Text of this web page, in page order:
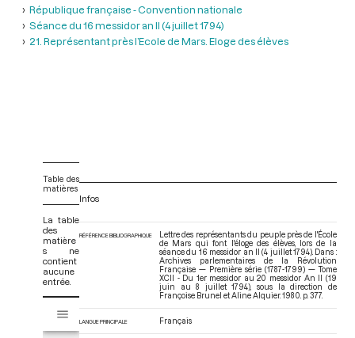
République française - Convention nationale
Séance du 16 messidor an II (4 juillet 1794)
21. Représentant près l’Ecole de Mars. Eloge des élèves
Table des
matières
La table
des
matière
s ne
contient
aucune
entrée.
s
Infos
RÉFÉRENCE BIBLIOGRAPHIQUE
Lettre des représentants du peuple près de l'École
de Mars qui font l'éloge des élèves, lors de la
séance du 16 messidor an II (4 juillet 1794). Dans :
Archives parlementaires de la Révolution
Française — Première série (1787-1799) — Tome
XCII - Du 1er messidor au 20 messidor An II (19
juin au 8 juillet 1794) , sous la direction de
Françoise Brunel et Aline Alquier. 1980. p. 377.
LANGUE PRINCIPALE Français